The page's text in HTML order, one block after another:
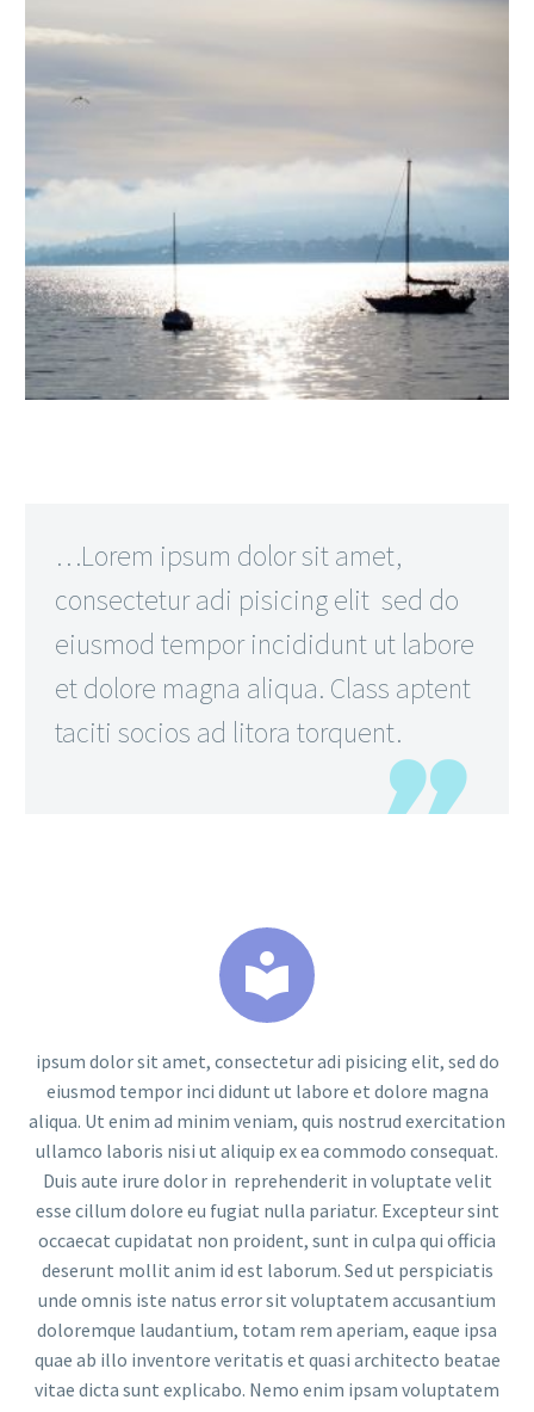
…Lorem ipsum dolor sit amet,
consectetur adi pisicing elit sed do
eiusmod tempor incididunt ut labore
et dolore magna aliqua. Class aptent
taciti socios ad litora torquent.


ipsum dolor sit amet, consectetur adi pisicing elit, sed do
eiusmod tempor inci didunt ut labore et dolore magna
aliqua. Ut enim ad minim veniam, quis nostrud exercitation
ullamco laboris nisi ut aliquip ex ea commodo consequat.
Duis aute irure dolor in reprehenderit in voluptate velit
esse cillum dolore eu fugiat nulla pariatur. Excepteur sint
occaecat cupidatat non proident, sunt in culpa qui officia
deserunt mollit anim id est laborum. Sed ut perspiciatis
unde omnis iste natus error sit voluptatem accusantium
doloremque laudantium, totam rem aperiam, eaque ipsa
quae ab illo inventore veritatis et quasi architecto beatae
vitae dicta sunt explicabo. Nemo enim ipsam voluptatem